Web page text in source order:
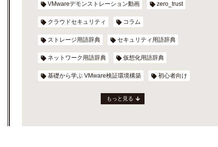
VMwareデモンストレーション動画 zero_trust
クラウドセキュリティ コラム
ストレージ用語辞典 セキュリティ用語辞典
ネットワーク用語辞典 仮想化用語辞典
基礎から学ぶ VMware検証環境構築 初心者向け
もっと見る